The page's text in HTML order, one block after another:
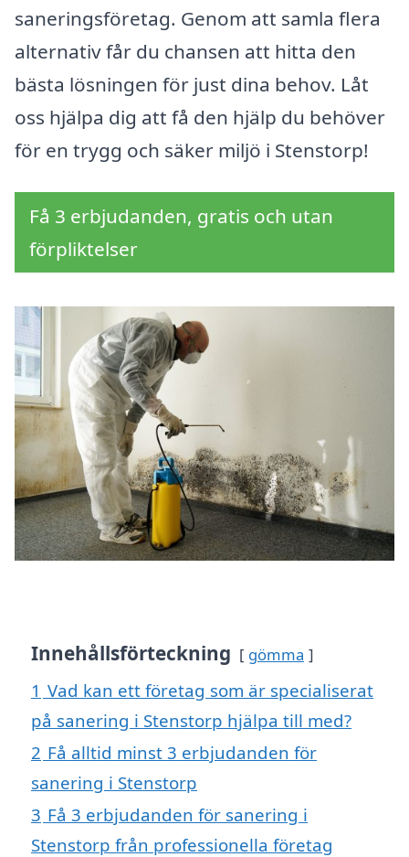
saneringsföretag. Genom att samla flera
alternativ får du chansen att hitta den
bästa lösningen för just dina behov. Låt
oss hjälpa dig att få den hjälp du behöver
för en trygg och säker miljö i Stenstorp!
Få 3 erbjudanden, gratis och utan
förpliktelser
Innehållsförteckning gömma
1 Vad kan ett företag som är specialiserat
på sanering i Stenstorp hjälpa till med?
2 Få alltid minst 3 erbjudanden för
sanering i Stenstorp
3 Få 3 erbjudanden för sanering i
Stenstorp från professionella företag